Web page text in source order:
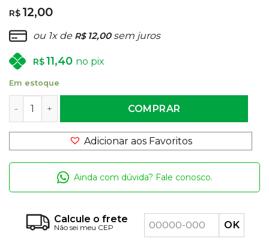
R$ 12,00
ou 1x de R$ 12,00sem juros
R$11,40 no pix
Em estoque
COMPRAR
Adicionar aos Favoritos
Ainda com dúvida? Fale conosco.
Calcule o frete
Não sei meu CEP